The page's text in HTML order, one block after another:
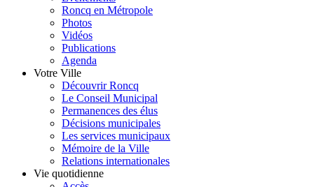
Roncq en Métropole
Photos
Vidéos
Publications
Agenda
Votre Ville
Découvrir Roncq
Le Conseil Municipal
Permanences des élus
Décisions municipales
Les services municipaux
Mémoire de la Ville
Relations internationales
Vie quotidienne